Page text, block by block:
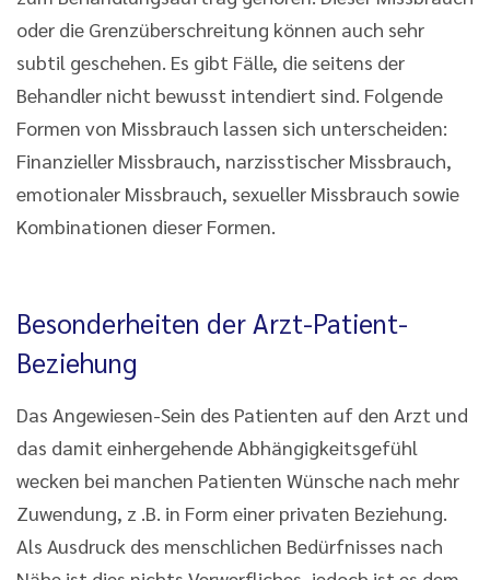
oder die Grenzüberschreitung können auch sehr
subtil geschehen. Es gibt Fälle, die seitens der
Behandler nicht bewusst intendiert sind. Folgende
Formen von Missbrauch lassen sich unterscheiden:
Finanzieller Missbrauch, narzisstischer Missbrauch,
emotionaler Missbrauch, sexueller Missbrauch sowie
Kombinationen dieser Formen.
Besonderheiten der Arzt-Patient-
Beziehung
Das Angewiesen-Sein des Patienten auf den Arzt und
das damit einhergehende Abhängigkeitsgefühl
wecken bei manchen Patienten Wünsche nach mehr
Zuwendung, z .B. in Form einer privaten Beziehung.
Als Ausdruck des menschlichen Bedürfnisses nach